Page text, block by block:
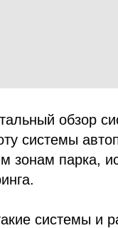
обзор
системы
зонам парка,
системы и